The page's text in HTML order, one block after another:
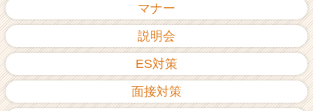
マナー
説明会
ES対策
面接対策